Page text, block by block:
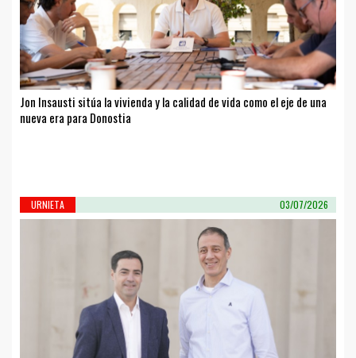
Jon Insausti sitúa la vivienda y la calidad de vida como el eje de una
nueva era para Donostia
URNIETA 03/07/2026